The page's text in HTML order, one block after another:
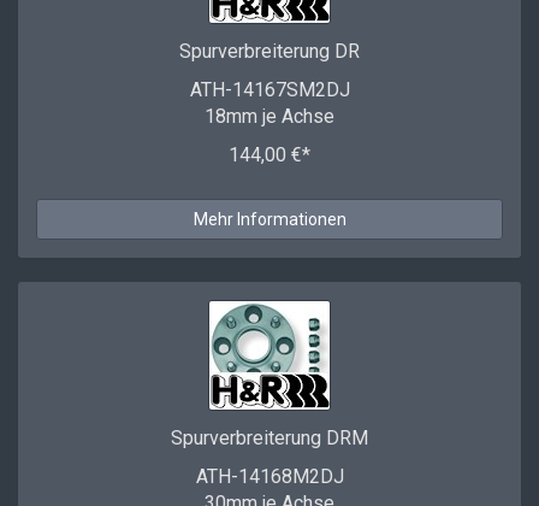
Spurverbreiterung DR
ATH-14167SM2DJ
18mm je Achse
144,00 €*
Mehr Informationen
Spurverbreiterung DRM
ATH-14168M2DJ